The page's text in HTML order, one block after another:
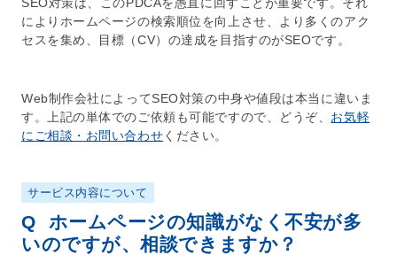
により ホームページの検索順位を向上させ、より多くのアク
セスを集め、目標（CV）の達成を目指すのがSEOです。
Web制作会社によってSEO対策の中身や値段は本当に違いま
す。上記の単体でのご依頼も可能ですので、どうぞ、 お気軽
にご相談・お問い合わせください。
サービス内容について
Q
ホームページの知識がなく不安が多
いのですが、相談できますか？